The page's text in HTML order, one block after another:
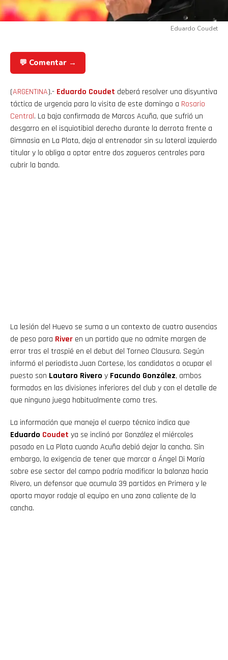
Eduardo Coudet
💬 Comentar →
(ARGENTINA).- Eduardo Coudet deberá resolver una disyuntiva
táctica de urgencia para la visita de este domingo a Rosario
Central. La baja confirmada de Marcos Acuña, que sufrió un
desgarro en el isquiotibial derecho durante la derrota frente a
Gimnasia en La Plata, deja al entrenador sin su lateral izquierdo
titular y lo obliga a optar entre dos zagueros centrales para
cubrir la banda.
La lesión del Huevo se suma a un contexto de cuatro ausencias
de peso para River en un partido que no admite margen de
error tras el traspié en el debut del Torneo Clausura. Según
informó el periodista Juan Cortese, los candidatos a ocupar el
puesto son Lautaro Rivero y Facundo González, ambos
formados en las divisiones inferiores del club y con el detalle de
que ninguno juega habitualmente como tres.
La información que maneja el cuerpo técnico indica que
Eduardo Coudet ya se inclinó por González el miércoles
pasado en La Plata cuando Acuña debió dejar la cancha. Sin
embargo, la exigencia de tener que marcar a Ángel Di María
sobre ese sector del campo podría modificar la balanza hacia
Rivero, un defensor que acumula 39 partidos en Primera y le
aporta mayor rodaje al equipo en una zona caliente de la
cancha.